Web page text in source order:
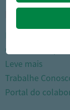
INSTITUCIONAL
Cartão Arasuper
Leve mais
Trabalhe
Portal do